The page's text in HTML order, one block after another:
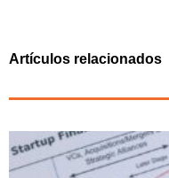
Artículos relacionados